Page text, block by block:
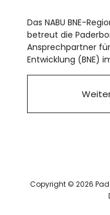
Das NABU BNE-
betreut die
Ansprechpartner
Entwicklung (BNE)
Copyright © 2026